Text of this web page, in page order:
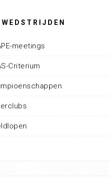
WEDSTRIJDEN
meetings
Criterium